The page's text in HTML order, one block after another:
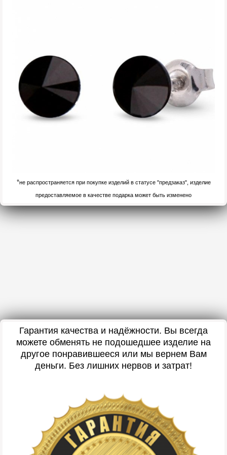
*не распространяется при покупке изделий в статусе "предзаказ", изделие
предоставляемое в качестве подарка может быть изменено
Гарантия качества и надёжности. Вы всегда
можете обменять не подошедшее изделие на
другое понравившееся или мы вернем Вам
деньги. Без лишних нервов и затрат!